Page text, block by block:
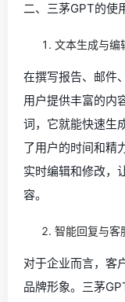
二、三茅GPT的使
文本生成与编
在撰写报告、邮件
用户提供丰富的内
词，它就能快速生
了用户的时间和精
实时编辑和修改，
容。
智能回复与客
对于企业而言，客
品牌形象。三茅